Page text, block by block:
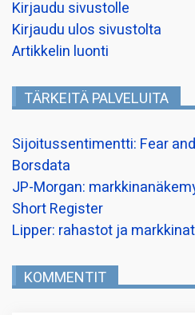
Kirjaudu sivustolle
Kirjaudu ulos sivustolta
Artikkelin luonti
TÄRKEITÄ PALVELUITA
Sijoitussentimentti: Fear
Borsdata
JP-Morgan:
Short Register
Lipper: rahastot ja markkinat
KOMMENTIT